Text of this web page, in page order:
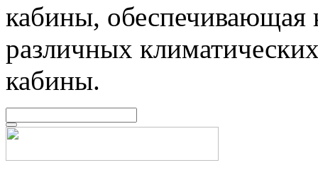
кабины, обеспечивающая
различных
кабины.